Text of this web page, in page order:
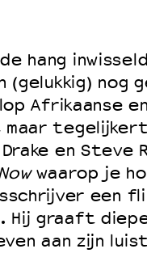
hang
(gelukkig) nog
Afrikaanse
maar
Drake en Steve
waarop je
een
Hij graaft
aan zijn